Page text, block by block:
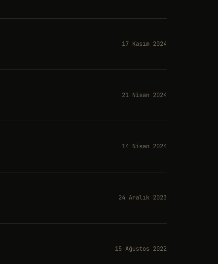
17 Kasım 2024
21 Nisan 2024
14 Nisan 2024
24 Aralık 2023
15 Ağustos 2022